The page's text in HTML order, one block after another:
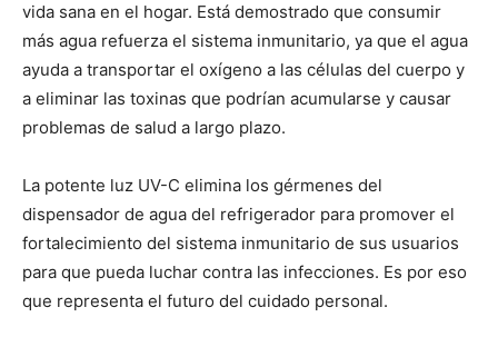
vida sana en el hogar. Está demostrado que consumir
más agua refuerza el sistema inmunitario, ya que el agua
ayuda a transportar el oxígeno a las células del cuerpo y
a eliminar las toxinas que podrían acumularse y causar
problemas de salud a largo plazo.
La potente luz UV-C elimina los gérmenes del
dispensador de agua del refrigerador para promover el
fortalecimiento del sistema inmunitario de sus usuarios
para que pueda luchar contra las infecciones. Es por eso
que representa el futuro del cuidado personal.